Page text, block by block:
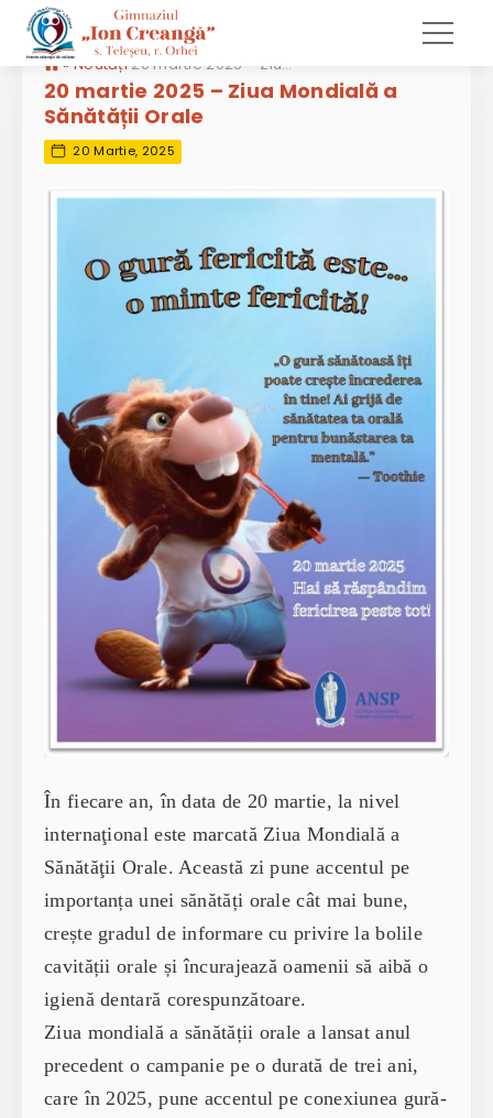
»Noutăți 20 martie 2025 – Ziua Mondială a Sănătății Orale
20 martie 2025 – Ziua Mondială a
Sănătății Orale
20 Martie, 2025
În fiecare an, în data de 20 martie, la nivel
internaţional este marcată Ziua Mondială a
Sănătăţii Orale. Această zi pune accentul pe
importanța unei sănătăți orale cât mai bune,
crește gradul de informare cu privire la bolile
cavității orale și încurajează oamenii să aibă o
igienă dentară corespunzătoare.
Ziua mondială a sănătății orale a lansat anul
precedent o campanie pe o durată de trei ani,
care în 2025, pune accentul pe conexiunea gură-